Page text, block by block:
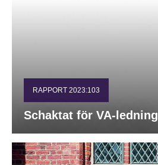
RAPPORT 2023:103
Schaktat för VA-ledning